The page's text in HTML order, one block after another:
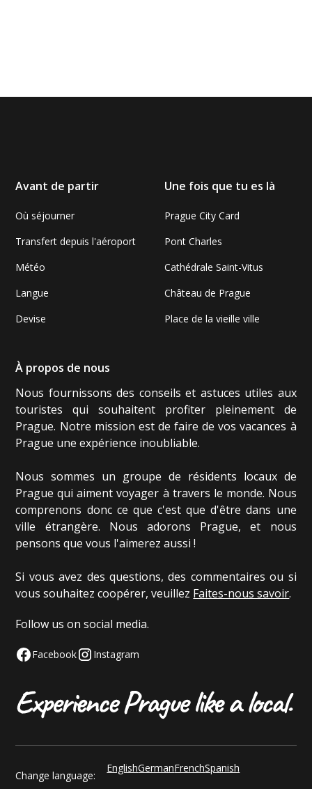
Avant de partir
Où séjourner
Transfert depuis l'aéroport
Météo
Langue
Devise
Une fois que tu es là
Prague City Card
Pont Charles
Cathédrale Saint-Vitus
Château de Prague
Place de la vieille ville
À propos de nous
Nous fournissons des conseils et astuces utiles aux
touristes qui souhaitent profiter pleinement de
Prague. Notre mission est de faire de vos vacances à
Prague une expérience inoubliable.
Nous sommes un groupe de résidents locaux de
Prague qui aiment voyager à travers le monde. Nous
comprenons donc ce que c'est que d'être dans une
ville étrangère. Nous adorons Prague, et nous
pensons que vous l'aimerez aussi !
Si vous avez des questions, des commentaires ou si
vous souhaitez coopérer, veuillez Faites-nous savoir.
Follow us on social media.
Facebook Instagram
Change language:
EnglishGermanFrenchSpanish